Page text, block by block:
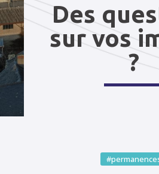
Des
sur vos
?